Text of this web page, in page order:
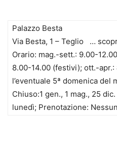
Palazzo Besta
Via Besta, 1 – Teglio …
Orario: mag.-sett.: 9.00-
8.00-14.00 (festivi); ott.-apr.:
l’eventuale 5ª domenica del
Chiuso:1 gen., 1 mag., 25
lunedì; Prenotazione: